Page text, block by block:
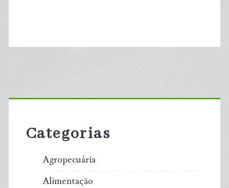
Primary
Sidebar
Categorias
Agropecuária
Alimentação